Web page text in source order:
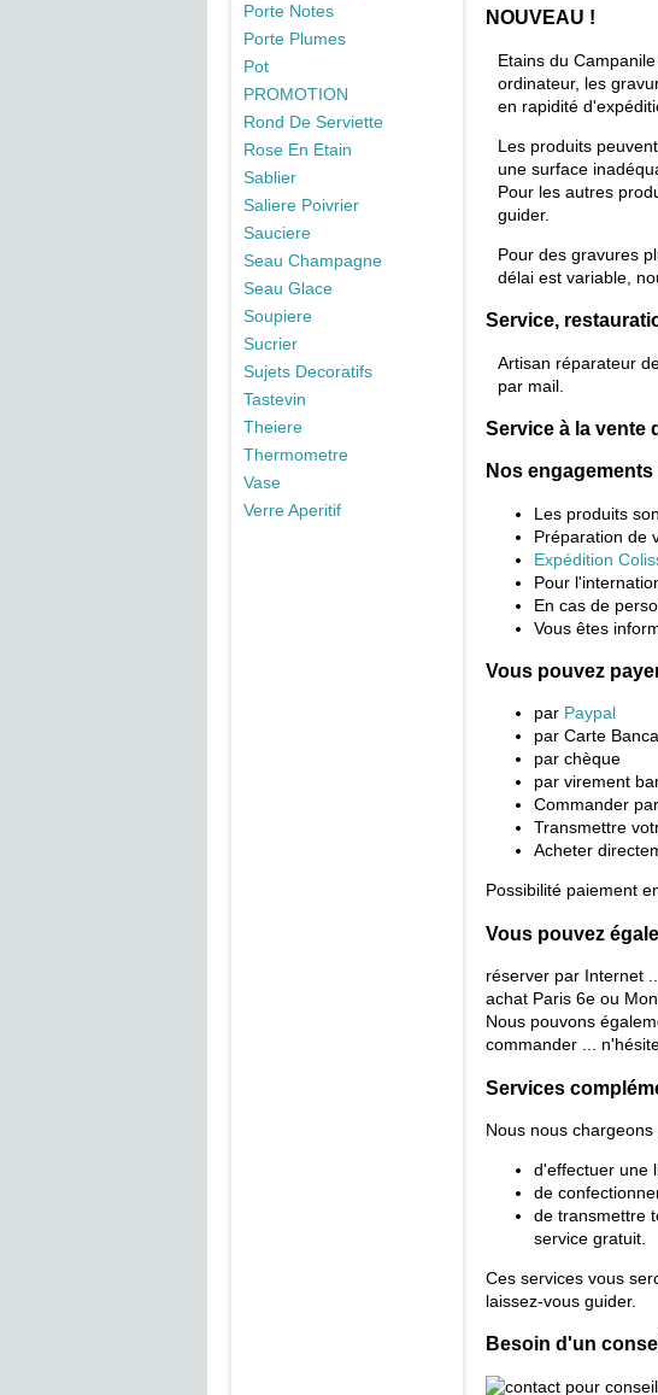
Porte Notes
Porte Plumes
Pot
PROMOTION
Rond De Serviette
Rose En Etain
Sablier
Saliere Poivrier
Sauciere
Seau Champagne
Seau Glace
Soupiere
Sucrier
Sujets Decoratifs
Tastevin
Theiere
Thermometre
Vase
Verre Aperitif
NOUVEAU !
Etains du
ordinateur, les
en rapidité
Les produits
une surface
Pour les autres
guider.
Pour des gravures
délai est variable,
Service,
Artisan réparateur
par mail.
Service à la vente
Nos engagements
Les produits
Préparation de
Expédition
Pour
En cas de
Vous êtes
Vous pouvez
par Paypal
par Carte
par chèque
par virement
Commander
Transmettre
Acheter
Possibilité paiement
Vous pouvez
réserver par Internet
achat Paris 6e ou
Nous pouvons
commander ...
Services
Nous nous chargeons
d'effectuer une
de
de transmettre
service gratuit.
Ces services vous
laissez-vous guider.
Besoin d'un